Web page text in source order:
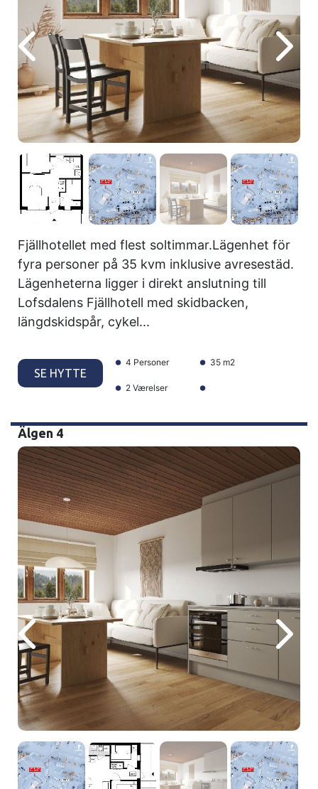
Fjällhotellet med flest soltimmar.Lägenhet för
fyra personer på 35 kvm inklusive avresestäd.
Lägenheterna ligger i direkt anslutning till
Lofsdalens Fjällhotell med skidbacken,
längdskidspår, cykel...
SE HYTTE
4 Personer 35 m2
2 Værelser
Älgen 4